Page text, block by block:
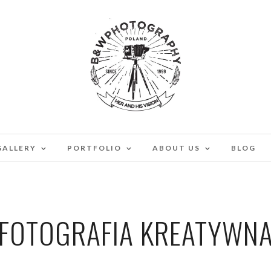
PORTFOLIO ABOUT US BLOG